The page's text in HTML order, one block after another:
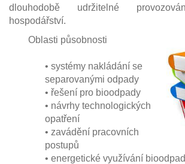
dlouhodobě udržitelné
hospodářství.
Oblasti působnosti
• systémy nakládání se
separovanými odpady
• řešení pro bioodpady
• návrhy technologických
opatření
• zavádění pracovních
postupů
• energetické využívání